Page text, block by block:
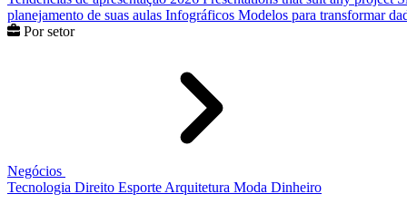
planejamento de suas aulas Infográficos Modelos para transformar
Por setor
Negócios
Tecnologia Direito Esporte Arquitetura Moda Dinheiro